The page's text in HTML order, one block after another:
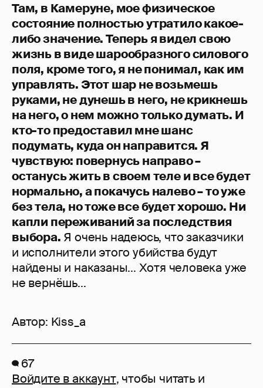
Там, в Камеруне, мое физическое
состояние полностью утратило какое-
либо значение. Теперь я видел свою
жизнь в виде шарообразного силового
поля, кроме того, я не понимал, как им
управлять. Этот шар не возьмешь
руками, не дунешь в него, не крикнешь
на него, о нем можно только думать. И
кто-то предоставил мне шанс
подумать, куда он направится. Я
чувствую: повернусь направо –
останусь жить в своем теле и все будет
нормально, а покачусь налево – то уже
без тела, но тоже все будет хорошо. Ни
капли переживаний за последствия
выбора. Я очень надеюсь, что заказчики
и исполнители этого убийства будут
найдены и наказаны... Хотя человека уже
не вернёшь...
Автор: Kiss_a
67
Войдите в аккаунт, чтобы читать и